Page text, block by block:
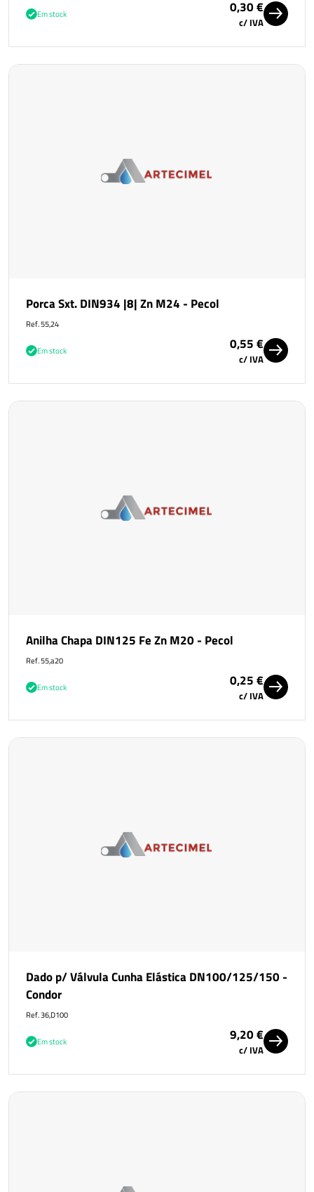
Em stock 0,30 €
c/ IVA
Porca Sxt. DIN934 |8| Zn M24 - Pecol
Ref. 55,24
Em stock 0,55 €
c/ IVA
Anilha Chapa DIN125 Fe Zn M20 - Pecol
Ref. 55,a20
Em stock 0,25 €
c/ IVA
Dado p/ Válvula Cunha Elástica DN100/125/150 -
Condor
Ref. 36,D100
Em stock 9,20 €
c/ IVA